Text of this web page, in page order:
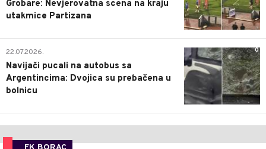
Grobare: Nevjerovatna scena na kraju
utakmice Partizana
0
22.07.2026.
Navijači pucali na autobus sa
Argentincima: Dvojica su prebačena u
bolnicu